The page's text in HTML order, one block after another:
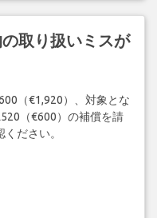
取り扱いミスが
（€1,920）、対象とな
（€600）の補償を請
ださい。